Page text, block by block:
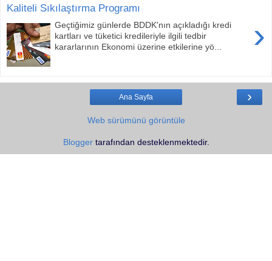
Kaliteli Sıkılaştırma Programı
›
Geçtiğimiz günlerde BDDK'nın açıkladığı kredi
kartları ve tüketici kredileriyle ilgili tedbir
kararlarının Ekonomi üzerine etkilerine yö...
›
Ana Sayfa
Web sürümünü görüntüle
Bloggertarafından desteklenmektedir.